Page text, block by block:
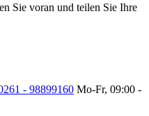
Sie voran und teilen Sie Ihre
- 98899160 Mo-Fr, 09:00 -